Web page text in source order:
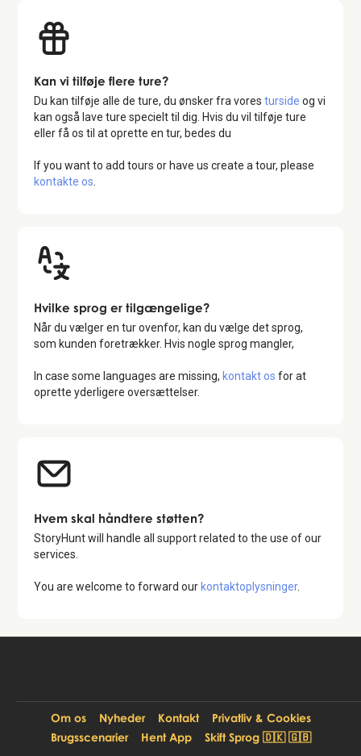
Kan vi tilføje flere ture?
Du kan tilføje alle de ture, du ønsker fra voresturside og vi
kan også lave ture specielt til dig. Hvis du vil tilføje ture
eller få os til at oprette en tur, bedes du
If you want to add tours or have us create a tour, please
kontakte os
Hvilke sprog er tilgængelige?
Når du vælger en tur ovenfor, kan du vælge det sprog,
som kunden foretrækker. Hvis nogle sprog mangler,
In case some languages are missing, kontakt os for at
oprette yderligere oversættelser.
Hvem skal håndtere støtten?
StoryHunt will handle all support related to the use of our
services.
You are welcome to forward our kontaktoplysninger.
Om os Nyheder Kontakt
Privatliv & Cookies
Brugsscenarier
Hent App Skift Sprog 🇩🇰 🇬🇧